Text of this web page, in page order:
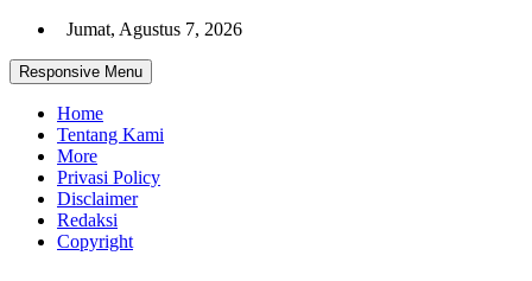
Skip
content
Jumat, Agustus 7, 2026
Responsive Menu
Home
Tentang Kami
More
Privasi Policy
Disclaimer
Redaksi
Copyright